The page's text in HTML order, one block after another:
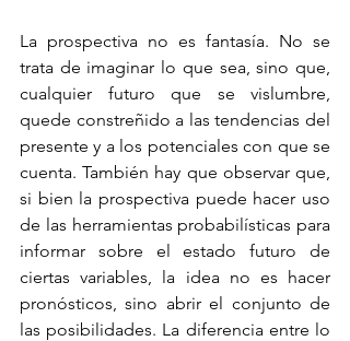
La prospectiva no es fantasía. No se
trata de imaginar lo que sea, sino que,
cualquier futuro que se vislumbre,
quede constreñido a las tendencias del
presente y a los potenciales con que se
cuenta. También hay que observar que,
si bien la prospectiva puede hacer uso
de las herramientas probabilísticas para
informar sobre el estado futuro de
ciertas variables, la idea no es hacer
pronósticos, sino abrir el conjunto de
las posibilidades. La diferencia entre lo